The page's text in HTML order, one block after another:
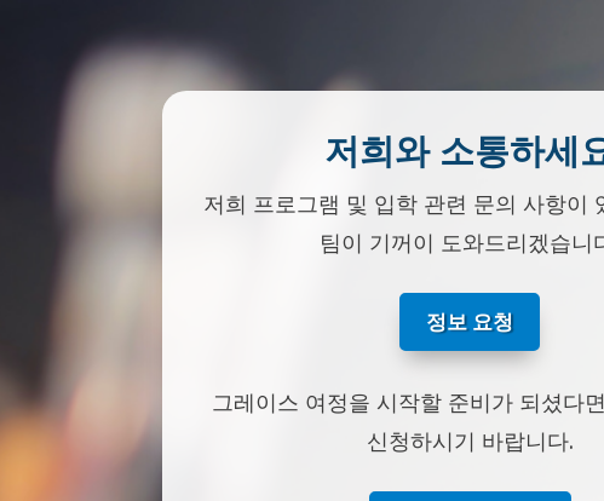
저희와 소통하세
저희 프로그램 및 입학 관련 문의 사항이
팀이 기꺼이 도와드리겠습니
정보 요청
그레이스 여정을 시작할 준비가 되셨다
신청하시기 바랍니다.